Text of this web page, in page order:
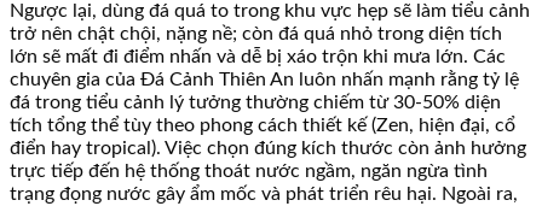
Ngược lại, dùng đá quá to trong khu vực hẹp sẽ làm tiểu cảnh
trở nên chật chội, nặng nề; còn đá quá nhỏ trong diện tích
lớn sẽ mất đi điểm nhấn và dễ bị xáo trộn khi mưa lớn. Các
chuyên gia của Đá Cảnh Thiên An luôn nhấn mạnh rằng tỷ lệ
đá trong tiểu cảnh lý tưởng thường chiếm từ 30-50% diện
tích tổng thể tùy theo phong cách thiết kế (Zen, hiện đại, cổ
điển hay tropical). Việc chọn đúng kích thước còn ảnh hưởng
trực tiếp đến hệ thống thoát nước ngầm, ngăn ngừa tình
trạng đọng nước gây ẩm mốc và phát triển rêu hại. Ngoài ra,